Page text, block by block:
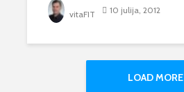
vitaFIT 10 julija, 2012
LOAD MORE